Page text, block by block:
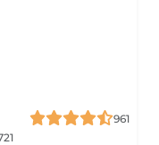
961